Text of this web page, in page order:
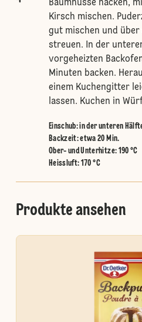
Baumnüsse hacken,
Kirsch mischen.
gut mischen und über
streuen. In der
vorgeheizten
Minuten backen.
einem Kuchengitter
lassen. Kuchen in
Einschub:in der unteren
Backzeit: etwa 20 Min.
Ober- und Unterhitze: 190 °C
Heissluft: 170 °C
Produkte ansehen